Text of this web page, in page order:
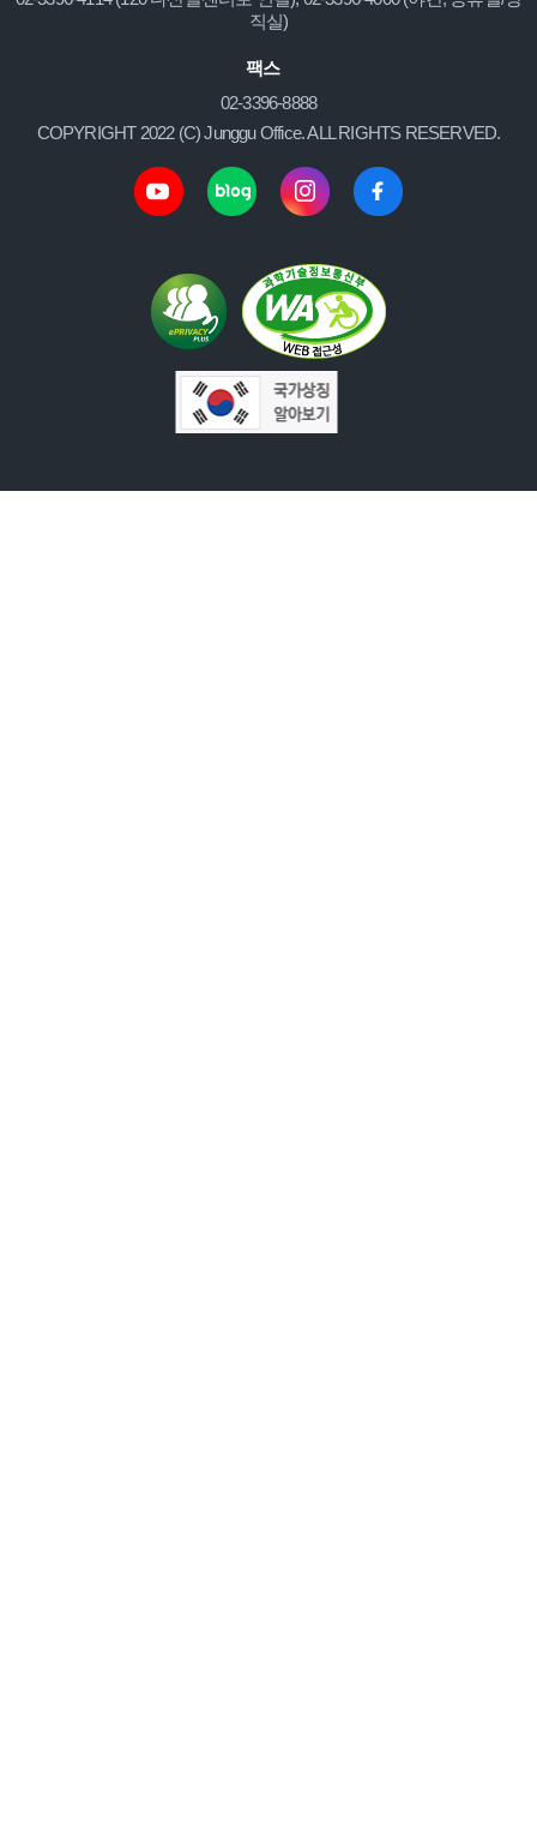
직실)
팩스
02-3396-8888
COPYRIGHT 2022 (C) Junggu Office. ALL RIGHTS RESERVED.